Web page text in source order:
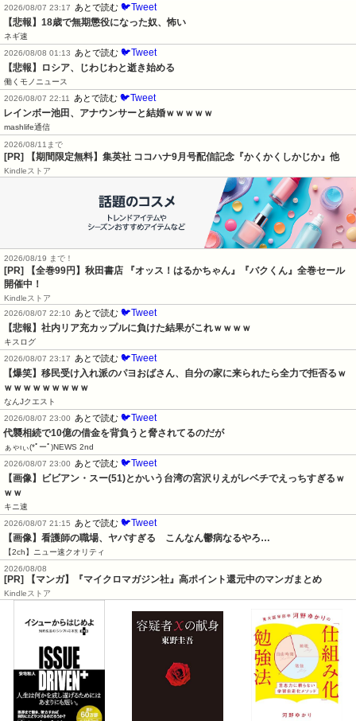
2026/08/07 23:17
あとで読む 🐦Tweet
【悲報】18歳で無期懲役になった奴、怖い
ネギ速
2026/08/08 01:13
あとで読む 🐦Tweet
【悲報】ロシア、じわじわと逝き始める
働くモノニュース
2026/08/07 22:11
あとで読む 🐦Tweet
レインボー池田、アナウンサーと結婚ｗｗｗｗｗ
mashlife通信
2026/08/11まで
[PR] 【期間限定無料】集英社 ココハナ9月号配信記念『かくかくしかじか』他
Kindleストア
2026/08/19 まで！
[PR]
【全巻99円】秋田書店 『オッス！はるかちゃん』『バクくん』全巻セール
開催中！
Kindleストア
2026/08/07 22:10
あとで読む 🐦Tweet
【悲報】社内リア充カップルに負けた結果がこれｗｗｗｗ
キスログ
2026/08/07 23:17
あとで読む 🐦Tweet
【爆笑】移民受け入れ派のパヨおばさん、自分の家に来られたら全力で拒否るｗ
ｗｗｗｗｗｗｗｗｗ
なんJクエスト
2026/08/07 23:00
あとで読む 🐦Tweet
代襲相続で10億の借金を背負うと脅されてるのだが
ぁゃιぃ(*ﾟーﾟ)NEWS 2nd
2026/08/07 23:00
あとで読む 🐦Tweet
【画像】ビビアン・スー(51)とかいう台湾の宮沢りえがレベチでえっちすぎるｗ
ｗｗ
キニ速
2026/08/07 21:15
あとで読む 🐦Tweet
【画像】看護師の職場、ヤバすぎる　こんなん鬱病なるやろ…
【2ch】ニュー速クオリティ
2026/08/08
[PR] 【マンガ】『マイクロマガジン社』高ポイント還元中のマンガまとめ
Kindleストア